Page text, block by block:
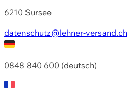
6210 Sursee
datenschutz@lehner-versand.ch
0848 840 600 (deutsch)